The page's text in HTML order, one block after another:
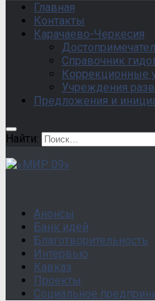
Главная
Контакты
Карачаево-Черкесия
Справочник
Коррекционные
Учреждения
Предложения и
Найти:
Анонсы
Банк идей
Благотворительность
Интервью
Кавказ
Проекты
Социальное